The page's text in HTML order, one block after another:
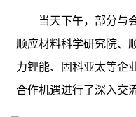
当天下午，部分与
顺应材料科学研究院、
力锂能、固科亚太等企
合作机遇进行了深入交流